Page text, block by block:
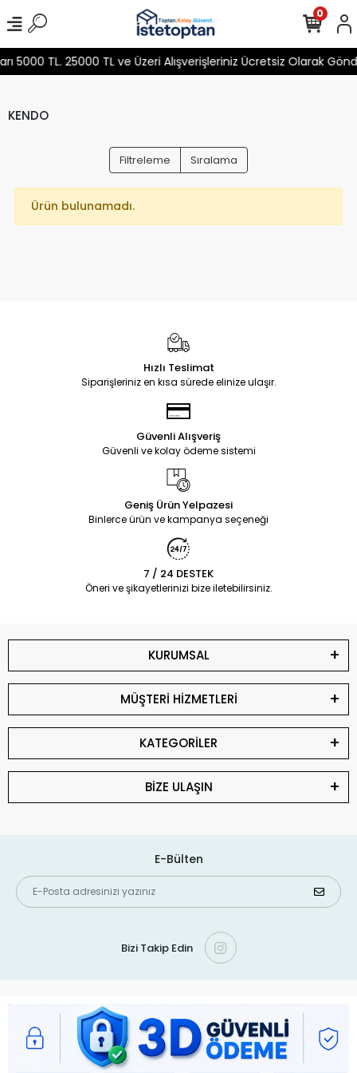
5000 TL. 25000 TL ve Üzeri Alışverişleriniz Ücretsiz Olarak
0
KENDO
Filtreleme Sıralama
Ürün bulunamadı.
Hızlı Teslimat
Siparişleriniz en kısa sürede elinize ulaşır.
Güvenli Alışveriş
Güvenli ve kolay ödeme sistemi
Geniş Ürün Yelpazesi
Binlerce ürün ve kampanya seçeneği
7 / 24 DESTEK
Öneri ve şikayetlerinizi bize iletebilirsiniz.
KURUMSAL
MÜŞTERİ HİZMETLERİ
KATEGORİLER
BİZE ULAŞIN
E-Bülten
Bizi Takip Edin